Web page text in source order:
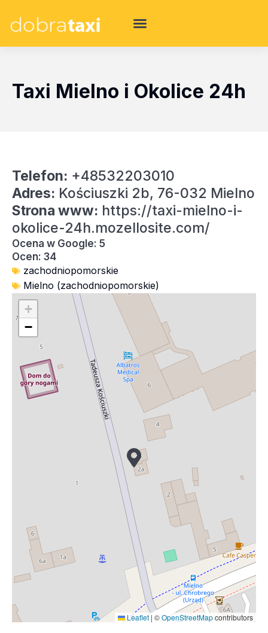
Taxi Mielno i Okolice 24h
Telefon: +48532203010
Adres: Kościuszki 2b, 76-032 Mielno
Strona www: https://taxi-mielno-i-
okolice-24h.mozellosite.com/
Ocena w Google: 5
Ocen: 34
zachodniopomorskie
Mielno (zachodniopomorskie)
+
−
Leaflet | ©OpenStreetMapcontributors